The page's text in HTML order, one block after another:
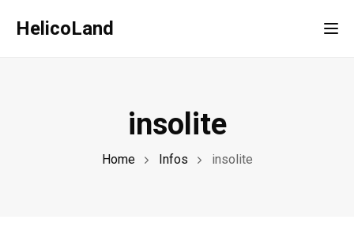
HelicoLand
insolite
Home Infos insolite